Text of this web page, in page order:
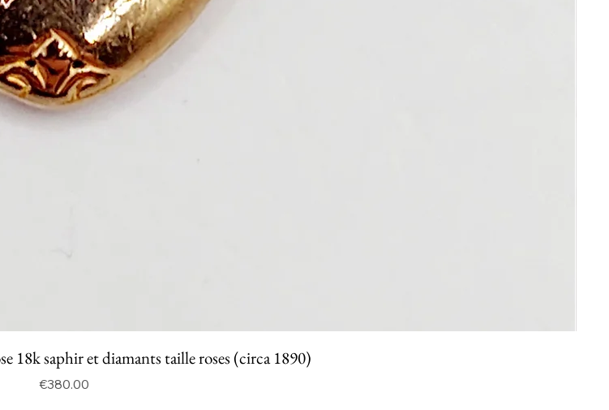
18k saphir et diamants taille roses (circa 1890)
Price
€380.00